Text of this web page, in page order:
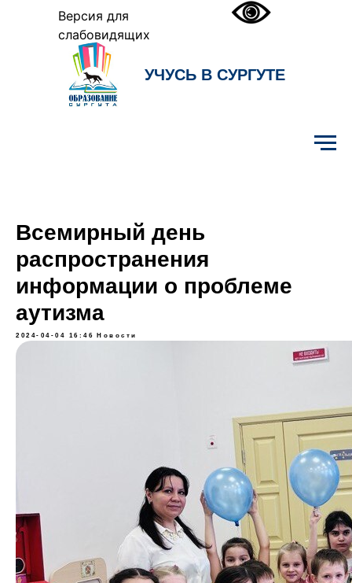
Версия для
слабовидящих
УЧУСЬ В СУРГУТЕ
Всемирный день
распространения
информации о проблеме
аутизма
2024-04-04 16:46 Новости